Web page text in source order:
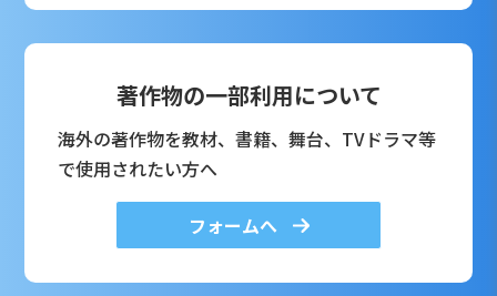
著作物の一部利用について
海外の著作物を教材、書籍、舞台、TVドラマ等
で使用されたい方へ
フォームへ